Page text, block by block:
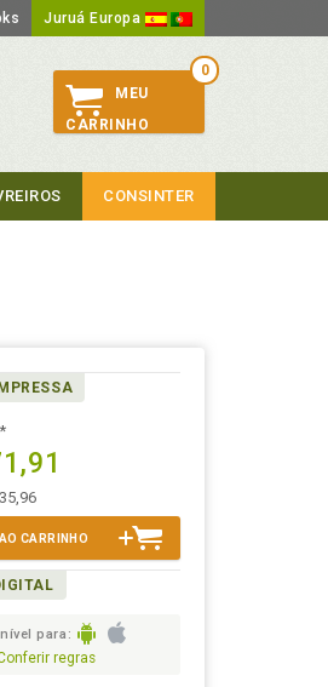
Juruá Europa
0
MEU
CARRINHO
CONSINTER
*
CARRINHO
para:
regras